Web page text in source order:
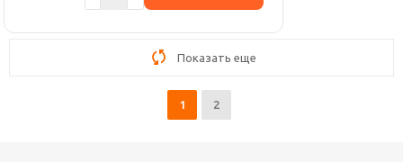
Показать еще
1 2